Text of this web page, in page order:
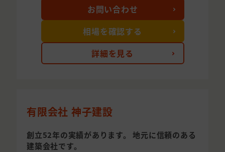
詳細を見る
お問い合わせ
相場を確認する
有限会社 神子建設
創立52年の実績があります。 地元に信頼のある
建築会社です。